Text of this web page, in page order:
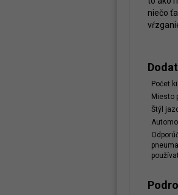
niečo
Počet
Miesto
Štýl